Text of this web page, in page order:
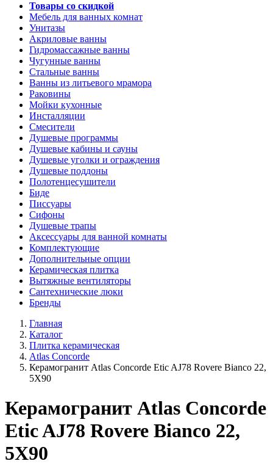
Товары со скидкой
Мебель для ванных комнат
Унитазы
Акриловые ванны
Гидромассажные ванны
Чугунные ванны
Стальные ванны
Ванны из литьевого мрамора
Раковины
Мойки кухонные
Инсталляции
Смесители
Душевые программы
Душевые кабины и сауны
Душевые уголки и ограждения
Душевые поддоны
Полотенцесушители
Биде
Писсуары
Сифоны
Душевые трапы
Аксессуары для ванной комнаты
Комплектующие
Дополнительные опции
Керамическая плитка
Вытяжные вентиляторы
Сантехнические люки
Бренды
Главная
Каталог
Плитка керамическая
Atlas Concorde
Керамогранит Atlas Concorde Etic AJ78 Rovere Bianco 22,
5X90
Керамогранит Atlas Concorde
Etic AJ78 Rovere Bianco 22,
5X90